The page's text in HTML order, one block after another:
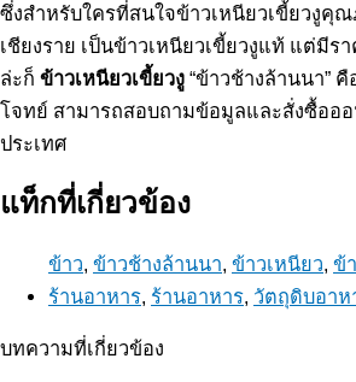
ซึ่งสำหรับใครที่สนใจข้าวเหนียวเขี้ยวงูคุ
เชียงราย เป็นข้าวเหนียวเขี้ยวงูแท้ แต่มีร
ล่ะก็ ข้าวเหนียวเขี้ยวงู “ข้าวช้างล้านนา”
โจทย์ สามารถสอบถามข้อมูลและสั่งซื้ออ
ประเทศ
แท็กที่เกี่ยวข้อง
ข้าว, ข้าวช้างล้านนา, ข้าวเหนียว, ข้
ร้านอาหาร, ร้านอาหาร, วัตถุดิบอาห
บทความที่เกี่ยวข้อง